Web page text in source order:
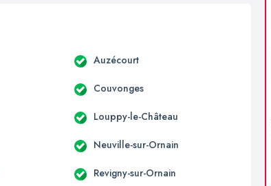
Auzécourt
Couvonges
Louppy-le-Château
Neuville-sur-Ornain
Revigny-sur-Ornain